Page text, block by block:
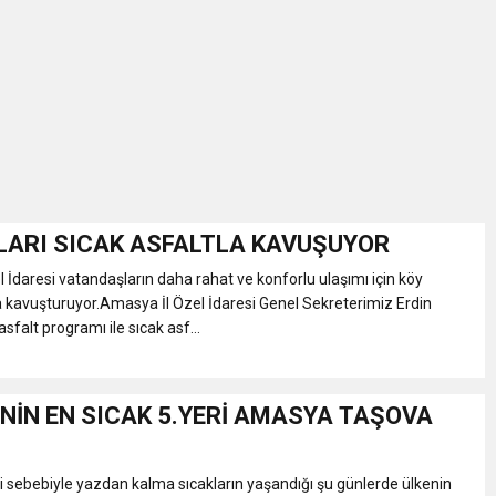
“Amasya’nın Gururları: Dereceye Giren Öğrenciler İçin Anlamlı
Festivali
listesi
SICAK ASFALTLA KAVUŞUYOR
İdaresi vatandaşların daha rahat ve konforlu ulaşımı için köy
kavuşturuyor.Amasya İl Özel İdaresi Genel Sekreterimiz Erdin
programı ile sıcak asf...
EN SICAK 5.YERİ AMASYA TAŞOVA
yazdan kalma sıcakların yaşandığı şu günlerde ülkenin